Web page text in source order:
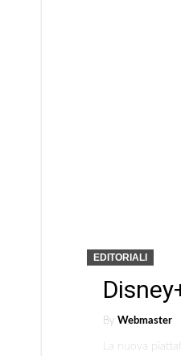
EDITORIALI
By Webmaster
La nuova